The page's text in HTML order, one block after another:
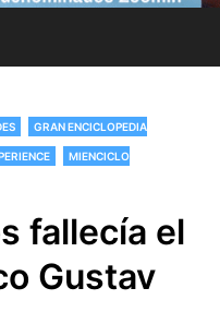
GRAN ENCICLOPEDIA
MIENCICLO
fallecía el
Gustav